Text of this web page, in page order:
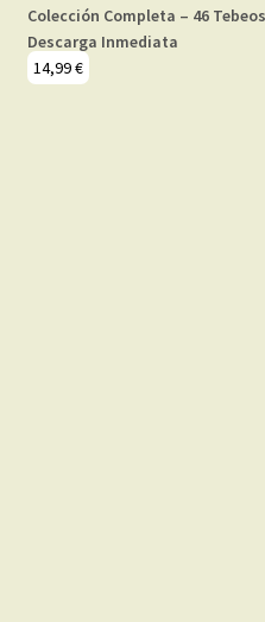
Colección Completa – 46
Descarga Inmediata
14,99€